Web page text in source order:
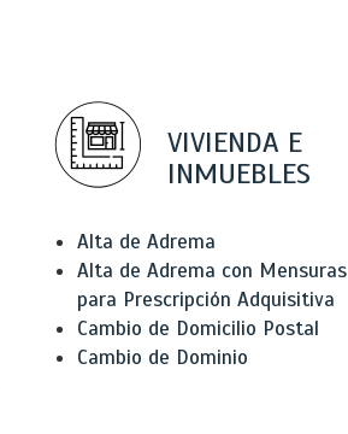
VIVIENDA E
INMUEBLES
Alta de Adrema
Alta de Adrema con Mensuras
para Prescripción Adquisitiva
Cambio de Domicilio Postal
Cambio de Dominio